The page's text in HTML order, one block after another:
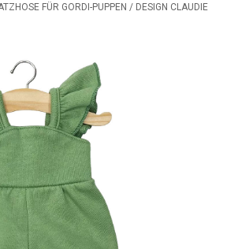
FÜR GORDI-PUPPEN / DESIGN CLAUDIE